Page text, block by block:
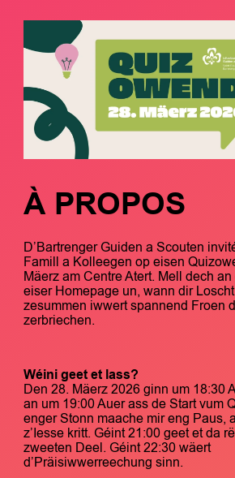
À PROPOS
D’Bartrenger Guiden a Scouten
Famill a Kolleegen op eisen
Mäerz am Centre Atert. Mell dech
eiser Homepage un, wann dir
zesummen iwwert spannend Froen
zerbriechen.
Wéini geet et lass?
Den 28. Mäerz 2026 ginn um 18:30
an um 19:00 Auer ass de Start vum
enger Stonn maache mir eng Paus,
z’Iesse kritt. Géint 21:00 geet et da
zweeten Deel. Géint 22:30 wäert
d’Präisiwwerreechung sinn.